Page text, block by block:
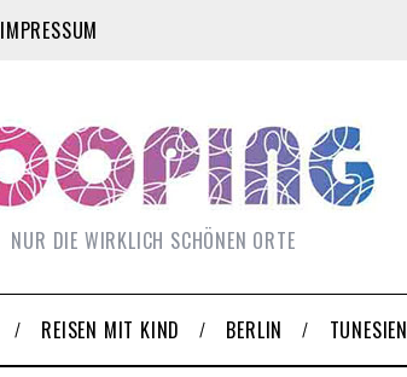
IMPRESSUM
NUR DIE WIRKLICH SCHÖNEN ORTE
REISEN MIT KIND BERLIN TUNESIEN